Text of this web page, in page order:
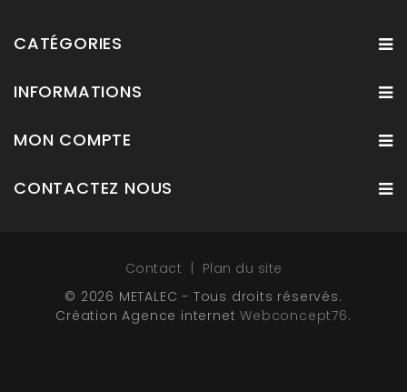
CATÉGORIES
INFORMATIONS
MON COMPTE
CONTACTEZ NOUS
Contact
Plan du site
© 2026 METALEC - Tous droits réservés.
Création Agence internetWebconcept76.